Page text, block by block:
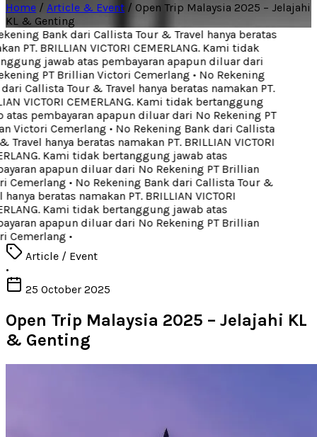
Home / Article & Event / Open Trip Malaysia 2025 – Jelajahi
KL & Genting
Bank dari Callista Tour & Travel hanya beratas
PT. BRILLIAN VICTORI CEMERLANG. Kami tidak
jawab atas pembayaran apapun diluar dari
PT Brillian Victori Cemerlang• No Rekening
Callista Tour & Travel hanya beratas namakan PT.
VICTORI CEMERLANG. Kami tidak bertanggung
pembayaran apapun diluar dari No Rekening PT
Victori Cemerlang• No Rekening Bank dari Callista
hanya beratas namakan PT. BRILLIAN VICTORI
Kami tidak bertanggung jawab atas
apapun diluar dari No Rekening PT Brillian
Cemerlang• No Rekening Bank dari Callista Tour &
beratas namakan PT. BRILLIAN VICTORI
Kami tidak bertanggung jawab atas
apapun diluar dari No Rekening PT Brillian
Cemerlang•
Article / Event
•
25 October 2025
Open Trip Malaysia 2025 – Jelajahi KL
& Genting